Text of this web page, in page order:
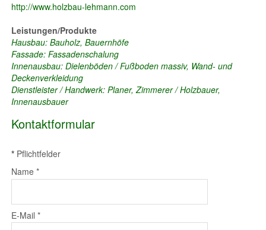
http://www.holzbau-lehmann.com
Leistungen/Produkte
Hausbau: Bauholz, Bauernhöfe
Fassade: Fassadenschalung
Innenausbau: Dielenböden / Fußboden massiv, Wand- und
Deckenverkleidung
Dienstleister / Handwerk: Planer, Zimmerer / Holzbauer,
Innenausbauer
Kontaktformular
* Pflichtfelder
Name *
E-Mail *